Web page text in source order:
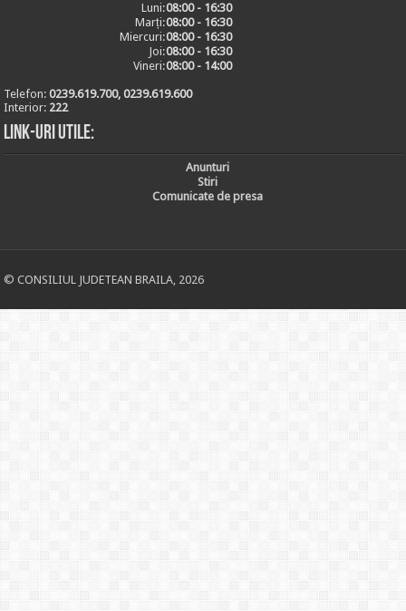
Luni:08:00 - 16:30
Marți:08:00 - 16:30
Miercuri:08:00 - 16:30
Joi:08:00 - 16:30
Vineri:08:00 - 14:00
Telefon:0239.619.700, 0239.619.600
Interior: 222
Link-uri utile:
Anunturi
Stiri
Comunicate de presa
© CONSILIUL JUDETEAN BRAILA, 2026